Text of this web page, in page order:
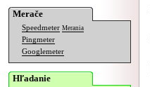
Merače
Speedmeter Merania
Pingmeter
Googlemeter
Hľadanie